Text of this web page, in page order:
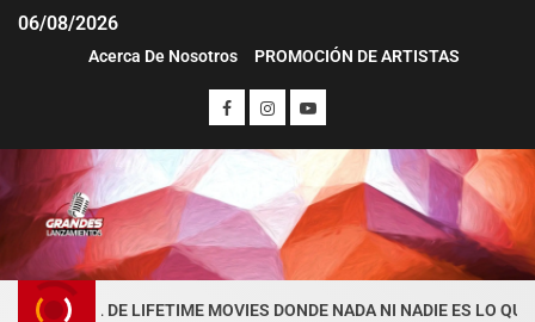
06/08/2026
Acerca De Nosotros PROMOCIÓN DE ARTISTAS
DE LIFETIME MOVIES DONDE NADA NI NADIE ES LO QUE PARECE